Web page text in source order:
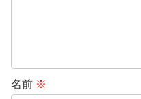
名前 ※